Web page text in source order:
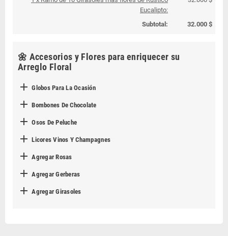
Eucalipto:
Subtotal: 32.000 $
🌼 Accesorios y Flores para enriquecer su
Arreglo Floral
 Globos Para La Ocasión
 Bombones De Chocolate
 Osos De Peluche
 Licores Vinos Y Champagnes
 Agregar Rosas
 Agregar Gerberas
 Agregar Girasoles